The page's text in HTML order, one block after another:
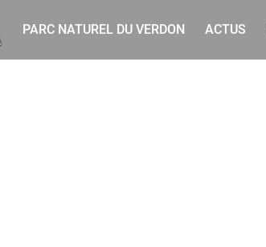
PARC NATUREL DU VERDON ACTUS